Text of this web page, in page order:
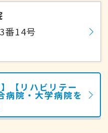
番14号
【リハビリテー
病院・大学病院を